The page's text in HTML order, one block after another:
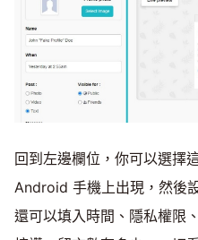
回到左邊欄位，你可以選擇
Android 手機上出現，然後
還可以填入時間、隱私權限